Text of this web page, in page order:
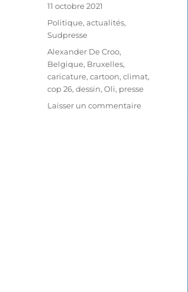
Publié
11 octobre 2021
Catégories
Politique, actualités,
Sudpresse
Étiquettes
Alexander De Croo,
Belgique, Bruxelles,
caricature,cartoon,climat,
cop 26,dessin,Oli, presse
Laisser un commentairesur